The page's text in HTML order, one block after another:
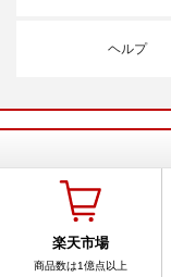
ヘルプ
楽天市場
商品数は1億点以上